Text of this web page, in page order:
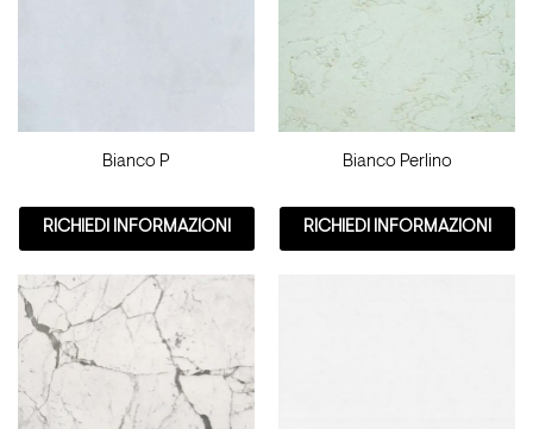
Bianco P
RICHIEDI INFORMAZIONI
Bianco Perlino
RICHIEDI INFORMAZIONI